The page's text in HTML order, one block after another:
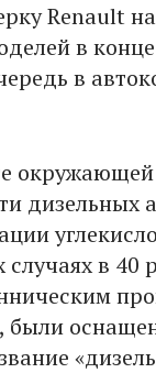
Renault
в
в
дизельных
в 40
были